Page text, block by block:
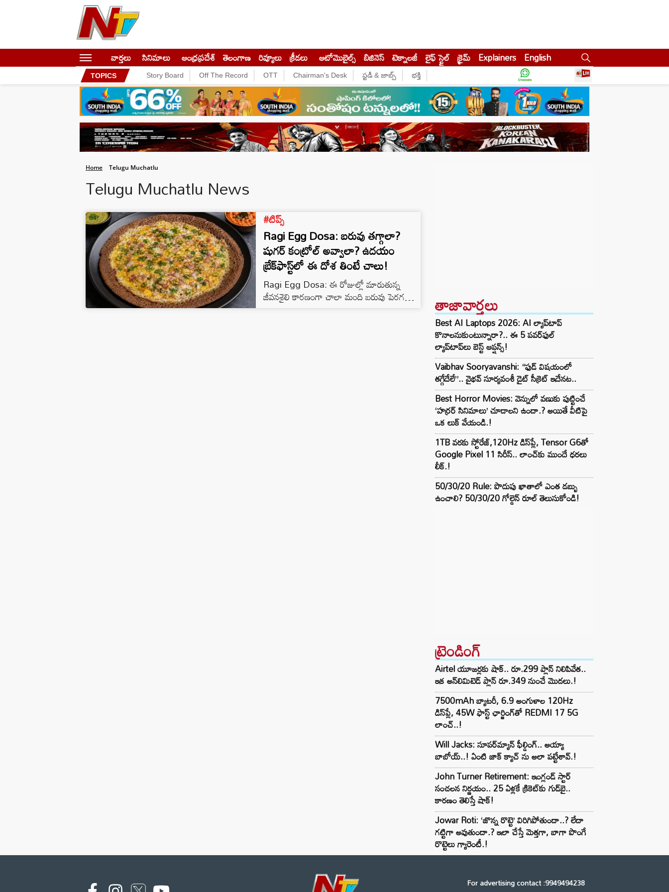
వార్తలు సినిమాలు ఆంధ్రప్రదేశ్ తెలంగాణ రివ్యూలు క్రీడలు ఆటోమొబైల్స్ బిజినెస్‌ టెక్నాలజీ లైఫ్ స్టైల్ క్రైమ్ Explainers English
TOPICS Story Board Off The Record OTT Chairman's Desk స్టడీ & జాబ్స్ భక్తి
Home Telugu Muchatlu
Telugu Muchatlu News
#టిప్స్
Ragi Egg Dosa: బరువు తగ్గాలా?
షుగర్ కంట్రోల్ అవ్వాలా? ఉదయం
బ్రేక్‌ఫాస్ట్‌లో ఈ దోశ తింటే చాలు!
Ragi Egg Dosa: ఈ రోజుల్లో మారుతున్న
జీవనశైలి కారణంగా చాలా మంది బరువు పెరగడం, తాజావార్తలు
Best AI Laptops 2026: AI ల్యాప్‌టాప్
కొనాలనుకుంటున్నారా?.. ఈ 5 పవర్‌ఫుల్
ల్యాప్‌టాప్‌లు బెస్ట్ ఆప్షన్స్!
Vaibhav Sooryavanshi: “ఫుడ్ విషయంలో
తగ్గేదేలే”.. వైభవ్ సూర్యవంశీ డైట్ సీక్రెట్ ఇదేనట..
Best Horror Movies: వెన్నులో వణుకు పుట్టించే
‘హర్రర్ సినిమాలు’ చూడాలని ఉందా.? అయితే వీటిపై
ఒక లుక్ వేయండి.!
1TB వరకు స్టోరేజ్,120Hz డిస్‌ప్లే, Tensor G6తో
Google Pixel 11 సిరీస్.. లాంచ్⁭కు ముందే ధరలు
లీక్.!
50/30/20 Rule: పొదుపు ఖాతాలో ఎంత డబ్బు
ఉంచాలి? 50/30/20 గోల్డెన్ రూల్ తెలుసుకోండి!
ట్రెండింగ్‌
Airtel యూజర్లకు షాక్.. రూ.299 ప్లాన్ నిలిపివేత..
ఇక అన్‌లిమిటెడ్ ప్లాన్ రూ.349 నుంచే మొదలు.!
7500mAh బ్యాటరీ, 6.9 అంగుళాల 120Hz
డిస్‌ప్లే, 45W ఫాస్ట్ ఛార్జింగ్‌తో REDMI 17 5G
లాంచ్..!
Will Jacks: సూపర్‌మ్యాన్ ఫీల్డింగ్.. అయ్యా
బాబోయ్..! ఏంటి జాక్ క్యాచ్ ను అలా పట్టేశావ్.!
John Turner Retirement: ఇంగ్లండ్ స్టార్
సంచలన నిర్ణయం.. 25 ఏళ్లకే క్రికెట్‌కు గుడ్‌బై..
కారణం తెలిస్తే షాక్!
Jowar Roti: ‘జొన్న రొట్టె’ విరిగిపోతుందా..? లేదా
గట్టిగా అవుతుందా.? ఇలా చేస్తే మెత్తగా, బాగా పొంగే
రొట్టెలు గ్యారెంటీ.!
For advertising contact :9949494238